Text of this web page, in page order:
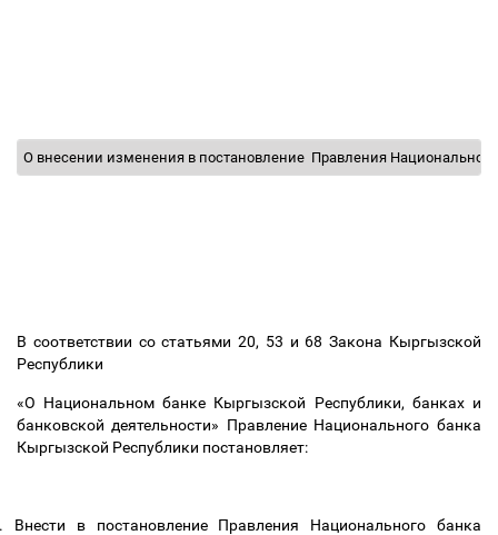
О внесении изменения в постановление Правления
В соответствии со статьями 20, 53 и 68 Закона Кыргызской
Республики
«О Национальном банке Кыргызской Республики, банках и
банковской деятельности» Правление Национального банка
Кыргызской Республики постановляет:
Внести в постановление Правления Национального банка